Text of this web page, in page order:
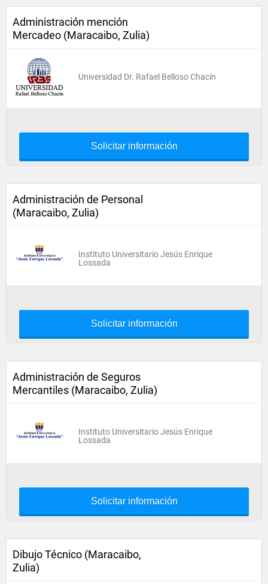
Administración mención
Mercadeo (Maracaibo, Zulia)
Universidad Dr. Rafael Belloso Chacín
Solicitar información
Administración de Personal
(Maracaibo, Zulia)
Instituto Universitario Jesús Enrique
Lossada
Solicitar información
Administración de Seguros
Mercantiles (Maracaibo, Zulia)
Instituto Universitario Jesús Enrique
Lossada
Solicitar información
Dibujo Técnico (Maracaibo,
Zulia)